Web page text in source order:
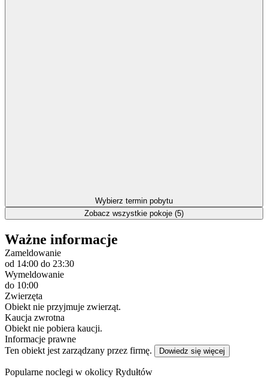
Wybierz termin pobytu
Zobacz wszystkie pokoje (5)
Ważne informacje
Zameldowanie
od 14:00 do 23:30
Wymeldowanie
do 10:00
Zwierzęta
Obiekt nie przyjmuje zwierząt.
Kaucja zwrotna
Obiekt nie pobiera kaucji.
Informacje prawne
Ten obiekt jest zarządzany przez firmę.
Dowiedz się więcej
Popularne noclegi w okolicy Rydułtów